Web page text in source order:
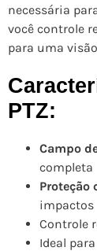
necessária
você controle
para uma
PTZ:
Campo
completa
Proteção
impactos
Controle
Ideal